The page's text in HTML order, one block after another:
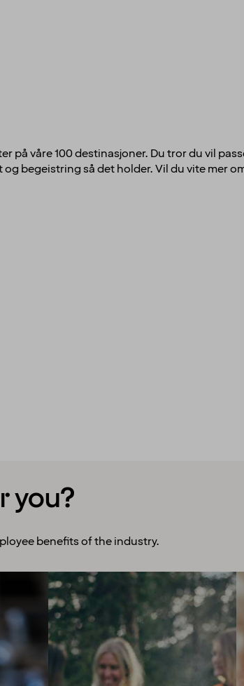
på våre 100 destinasjoner. Du tror du vil
begeistring så det holder. Vil du vite mer
you?
benefits of the industry.